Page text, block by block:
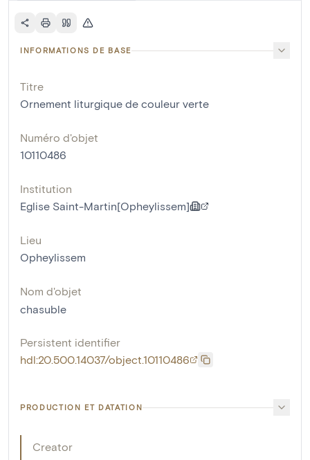
INFORMATIONS DE BASE
Titre
Ornement liturgique de couleur verte
Numéro d'objet
10110486
Institution
Eglise Saint-Martin[Opheylissem]
Lieu
Opheylissem
Nom d'objet
chasuble
Persistent identifier
hdl:20.500.14037/object.10110486
PRODUCTION ET DATATION
Creator